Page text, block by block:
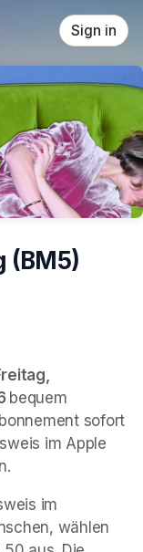
Sign in
(BM5)
bequem
sofort
im Apple
im
wählen